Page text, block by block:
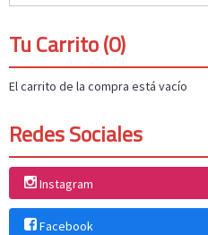
Tu Carrito (0)
El carrito de la compra está vacío
Redes Sociales
Instagram
Facebook